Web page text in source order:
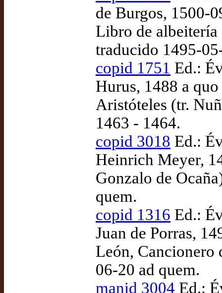
de Burgos, 1500-
Libro de
traducido 1495-
copid 1751 Ed.:
Hurus, 1488 a
Aristóteles (tr.
1463 - 1464.
copid 3018 Ed.:
Heinrich Meyer,
Gonzalo de
quem.
copid 1316 Ed.:
Juan de Porras,
León, Cancionero
06-20 ad quem.
manid 3004 Ed.: